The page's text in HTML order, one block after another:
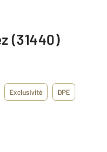
(31440)
Exclusivité DPE